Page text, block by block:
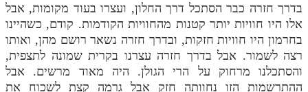
בדרך חזרה כבר הסתכל דרך החלון, ועצרו בעוד מקומות, אבל
אלו היו חוויות יותר קטנות מהחוויות הקודמות. קודם, כשהיינו
בחרמון היו חוויות חזקות, ובדרך חזרה נשאר רושם מהן, ואותו
רצה לשמור. אבל בדרך חזרה עצרנו בקרית שמונה לתצפית,
והסתכלנו מרחוק על הרי הגולן. היה מאוד מרשים. אבל
ההתרשמות הזו נחוותה חזק אבל גרמה קצת לשכוח את